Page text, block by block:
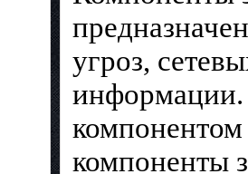
угроз,
информации.
компоненты